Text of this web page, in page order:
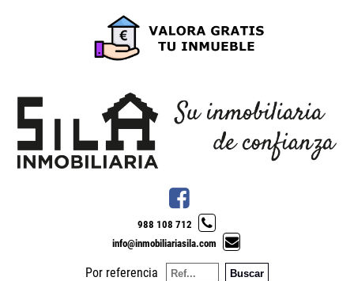
988 108 712
info@inmobiliariasila.com
Por referencia